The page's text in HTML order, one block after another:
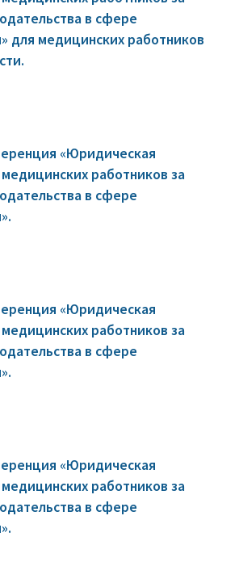
в сфере
для медицинских работников
«Юридическая
работников за
в сфере
«Юридическая
работников за
в сфере
«Юридическая
работников за
в сфере